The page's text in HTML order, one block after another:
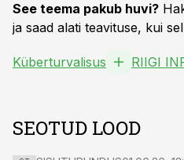
See teema pakub huvi?
ja saad alati teavituse, kui
Küberturvalisus RIIGI
SEOTUD LOOD